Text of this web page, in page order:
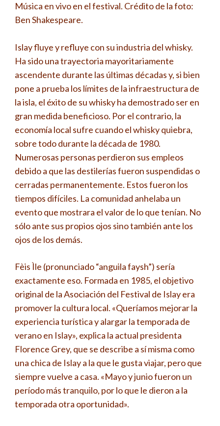
Música en vivo en el festival. Crédito de la foto:
Ben Shakespeare.
Islay fluye y refluye con su industria del whisky.
Ha sido una trayectoria mayoritariamente
ascendente durante las últimas décadas y, si bien
pone a prueba los límites de la infraestructura de
la isla, el éxito de su whisky ha demostrado ser en
gran medida beneficioso. Por el contrario, la
economía local sufre cuando el whisky quiebra,
sobre todo durante la década de 1980.
Numerosas personas perdieron sus empleos
debido a que las destilerías fueron suspendidas o
cerradas permanentemente. Estos fueron los
tiempos difíciles. La comunidad anhelaba un
evento que mostrara el valor de lo que tenían. No
sólo ante sus propios ojos sino también ante los
ojos de los demás.
Fèis Ìle (pronunciado “anguila faysh”) sería
exactamente eso. Formada en 1985, el objetivo
original de la Asociación del Festival de Islay era
promover la cultura local. «Queríamos mejorar la
experiencia turística y alargar la temporada de
verano en Islay», explica la actual presidenta
Florence Grey, que se describe a sí misma como
una chica de Islay a la que le gusta viajar, pero que
siempre vuelve a casa. «Mayo y junio fueron un
período más tranquilo, por lo que le dieron a la
temporada otra oportunidad».